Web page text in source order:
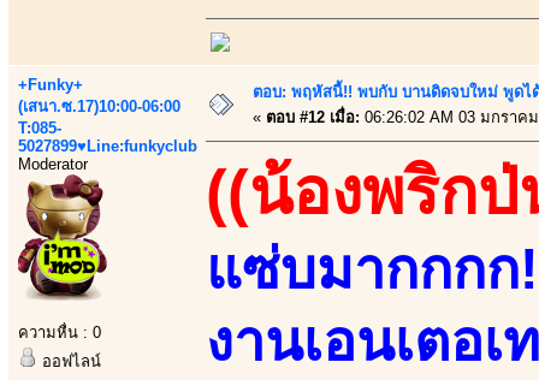
+Funky+
(เสนา.ซ.17)10:00-06:00
T:085-
5027899♥Line:funkyclub
Moderator
ความหื่น : 0
ออฟไลน์
ตอบ: พฤหัสนี้!! พบกับ บานดิดจบใหม่ พูด
« ตอบ #12 เมื่อ: 06:26:02 AM 03 มกราค
((น้องพริกป่
แซ่บมากกกก
งานเอนเตอ